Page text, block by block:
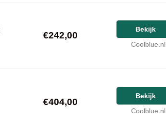
€242,00
Bekijk
Coolblue.nl
€404,00
Bekijk
Coolblue.nl